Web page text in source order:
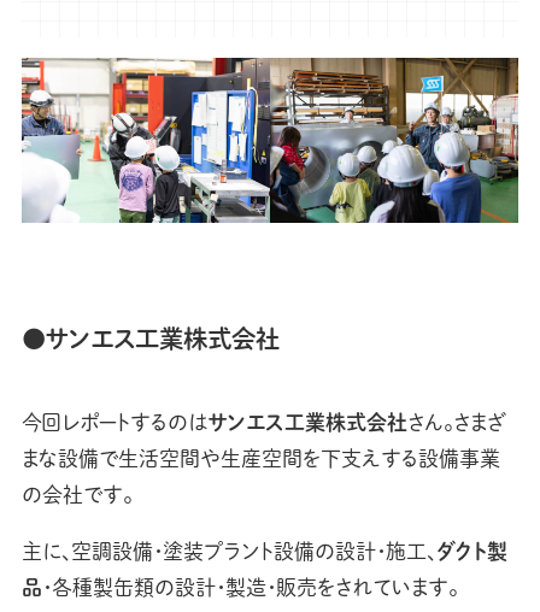
●サンエス工業株式会社
今回レポートするのはサンエス工業株式会社さん。さまざ
まな設備で生活空間や生産空間を下支えする設備事業
の会社です。
主に、空調設備・塗装プラント設備の設計・施工、 ダクト製
品 ・各種製缶類の設計・製造・販売をされています。